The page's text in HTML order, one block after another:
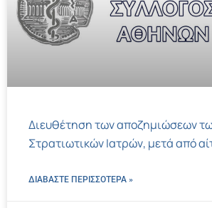
Διευθέτηση των αποζημιώσεων
Στρατιωτικών Ιατρών, μετά από
ΔΙΑΒΑΣΤΕ ΠΕΡΙΣΣΌΤΕΡΑ »